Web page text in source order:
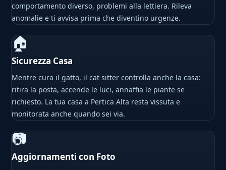
comportamento diverso, problemi alla lettiera. Rileva
anomalie e ti avvisa prima che diventino urgenze.
🏠
Sicurezza Casa
Mentre cura il gatto, il cat sitter controlla anche la casa:
ritira la posta, accende le luci, annaffia le piante se
richiesto. La tua casa a Pertica Alta resta vissuta e
monitorata anche quando sei via.
📷
Aggiornamenti con Foto